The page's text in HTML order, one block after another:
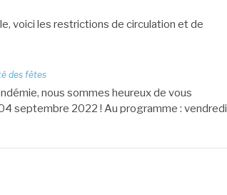
voici les restrictions de circulation et de
septembre 23h, la rue de l’ancienne forge
des fêtes
nous sommes heureux de vous
septembre 2022 ! Au programme : vendredi